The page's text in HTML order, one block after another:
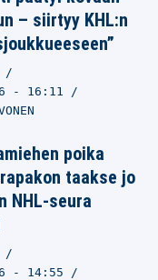
– siirtyy KHL:n
- 16:11
poika
taakse jo
NHL-seura
- 14:55